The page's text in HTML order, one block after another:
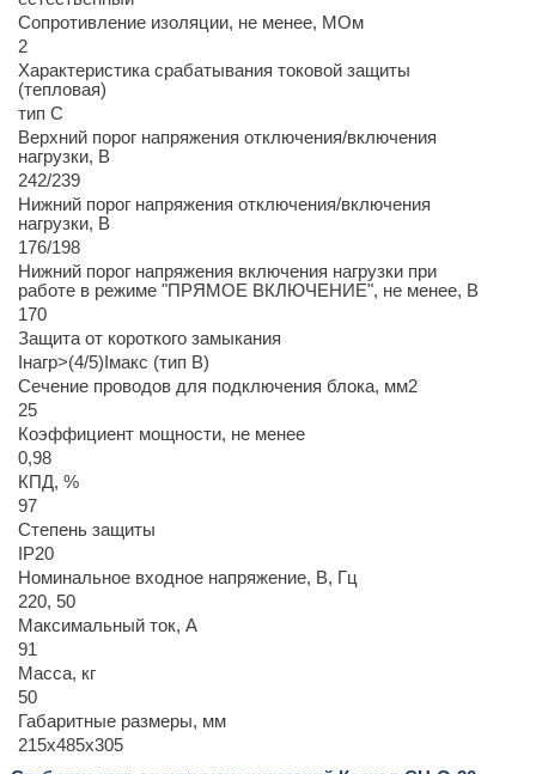
Сопротивление изоляции, не менее, МОм
2
Характеристика срабатывания токовой защиты
(тепловая)
тип С
Верхний порог напряжения отключения/включения
нагрузки, В
242/239
Нижний порог напряжения отключения/включения
нагрузки, В
176/198
Нижний порог напряжения включения нагрузки при
работе в режиме "ПРЯМОЕ ВКЛЮЧЕНИЕ", не менее, В
170
Защита от короткого замыкания
Iнагр>(4/5)Iмакс (тип В)
Сечение проводов для подключения блока, мм2
25
Коэффициент мощности, не менее
0,98
КПД, %
97
Степень защиты
IP20
Номинальное входное напряжение, В, Гц
220, 50
Максимальный ток, А
91
Масса, кг
50
Габаритные размеры, мм
215х485х305